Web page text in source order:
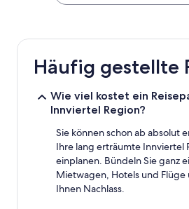
den
24 Stunden
einen
Aufenthalt
1 Übernachtung
2 Erwachsenen
gefunden
Häufig gestellte
Wie viel kostet ein
Innviertel Region?
Sie können schon ab absolut
Ihre lang erträumte Innviertel
einplanen. Bündeln Sie ganz
Mietwagen, Hotels und
Ihnen Nachlass.